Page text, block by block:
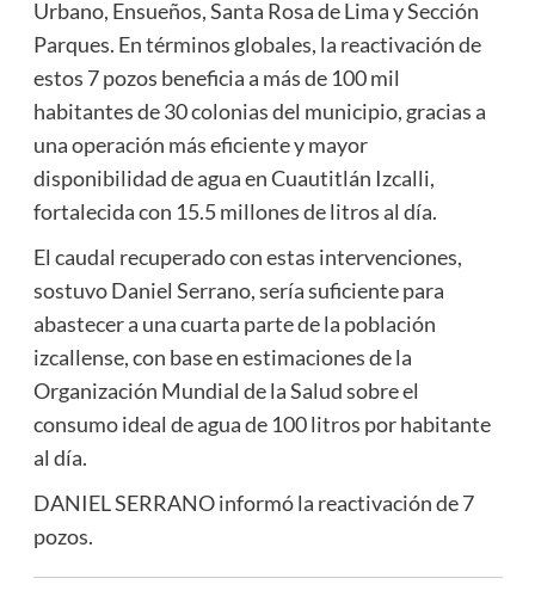
Urbano, Ensueños, Santa Rosa de Lima y Sección
Parques. En términos globales, la reactivación de
estos 7 pozos beneficia a más de 100 mil
habitantes de 30 colonias del municipio, gracias a
una operación más eficiente y mayor
disponibilidad de agua en Cuautitlán Izcalli,
fortalecida con 15.5 millones de litros al día.
El caudal recuperado con estas intervenciones,
sostuvo Daniel Serrano, sería suficiente para
abastecer a una cuarta parte de la población
izcallense, con base en estimaciones de la
Organización Mundial de la Salud sobre el
consumo ideal de agua de 100 litros por habitante
al día.
DANIEL SERRANO informó la reactivación de 7
pozos.